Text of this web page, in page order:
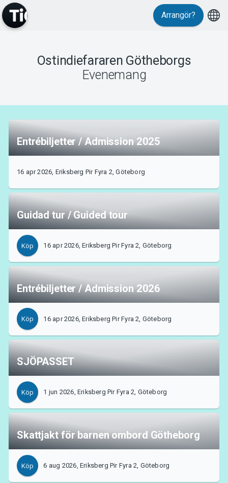
MyTickster
Support
Arrangör?
Ostindiefararen Götheborgs
Evenemang
Entrébiljetter / Admission 2025
16 apr 2026, Eriksberg Pir Fyra 2, Göteborg
Guidad tur / Guided tour
Köp 16 apr 2026, Eriksberg Pir Fyra 2, Göteborg
Entrébiljetter / Admission 2026
Köp 16 apr 2026, Eriksberg Pir Fyra 2, Göteborg
SJÖPASSET
Köp 1 jun 2026, Eriksberg Pir Fyra 2, Göteborg
Skattjakt för barnen ombord Götheborg
Köp 6 aug 2026, Eriksberg Pir Fyra 2, Göteborg